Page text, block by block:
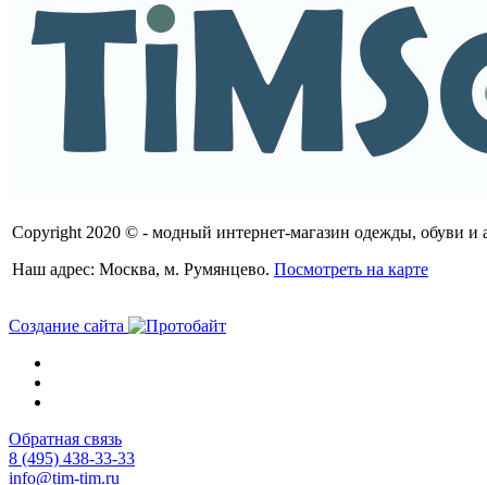
Copyright 2020 © - модный интернет-магазин одежды, обуви и
Наш адрес: Москва, м. Румянцево. Посмотреть на карте
Создание сайта
Обратная связь
8 (495) 438-33-33
info@tim-tim.ru